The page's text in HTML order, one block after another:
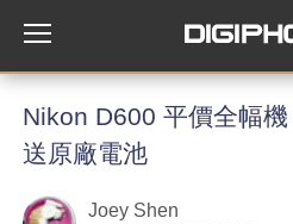
Nikon D600 平價全幅
送原廠電池
Joey Shen